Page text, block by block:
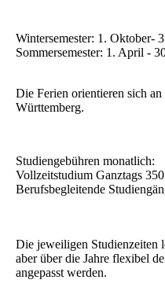
Wintersemester: 1. Oktober-
Sommersemester: 1. April -
Die Ferien orientieren sich
Württemberg.
Studiengebühren monatlich:
Vollzeitstudium Ganztags
Berufsbegleitende
Die jeweiligen Studienzeiten
aber über die Jahre flexibel
angepasst werden.